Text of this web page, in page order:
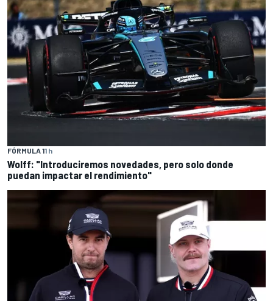
FÓRMULA 11 h
Wolff: "Introduciremos novedades, pero solo donde
puedan impactar el rendimiento"